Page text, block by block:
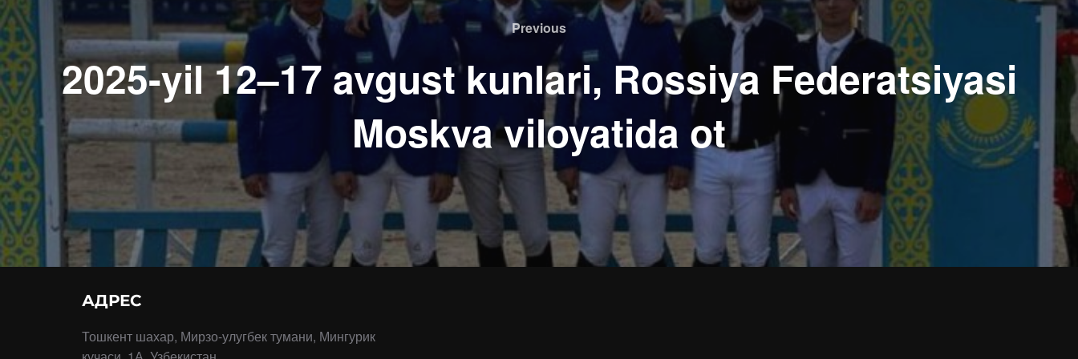
Previous
Previous
2025-yil 12–17 avgust kunlari, Rossiya Federatsiyasi
Moskva viloyatida ot
АДРЕС
Тошкент шахар, Мирзо-улугбек тумани, Мингурик